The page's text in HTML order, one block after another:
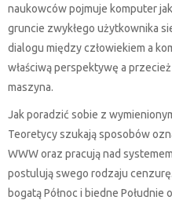
naukowców pojmuje komputer
gruncie zwykłego użytkownika
dialogu między człowiekiem a
właściwą perspektywę a
maszyna.
Jak poradzić sobie z
Teoretycy szukają sposobów
WWW oraz pracują nad
postulują swego rodzaju
bogatą Północ i biedne Południe